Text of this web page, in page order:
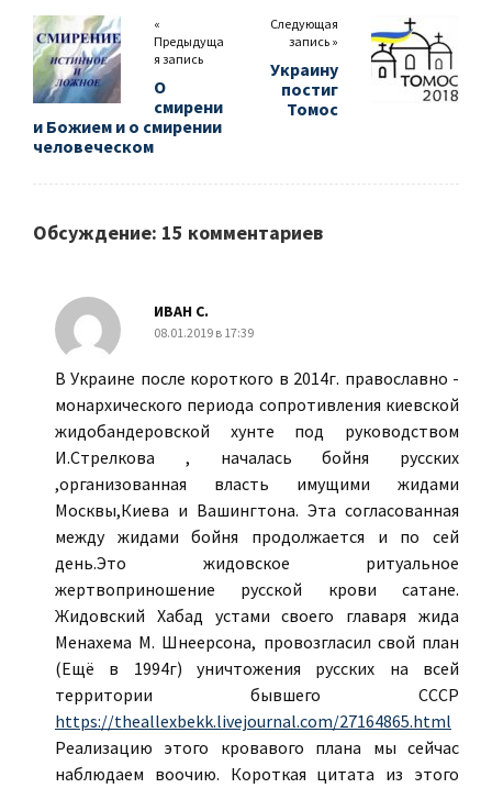
«
Предыдуща
я запись
О
смирени
и Божием и о смирении
человеческом
Следующая
запись »
Украину
постиг
Томос
Обсуждение: 15 комментариев
ИВАН С.
08.01.2019 в 17:39
В Украине после короткого в 2014г. православно -
монархического периода сопротивления киевской
жидобандеровской хунте под руководством
И.Стрелкова , началась бойня русских
,организованная власть имущими жидами
Москвы,Киева и Вашингтона. Эта согласованная
между жидами бойня продолжается и по сей
день.Это жидовское ритуальное
жертвоприношение русской крови сатане.
Жидовский Хабад устами своего главаря жида
Менахема М. Шнеерсона, провозгласил свой план
(Ещё в 1994г) уничтожения русских на всей
территории бывшего СССР
https://theallexbekk.livejournal.com/27164865.html
Реализацию этого кровавого плана мы сейчас
наблюдаем воочию. Короткая цитата из этого